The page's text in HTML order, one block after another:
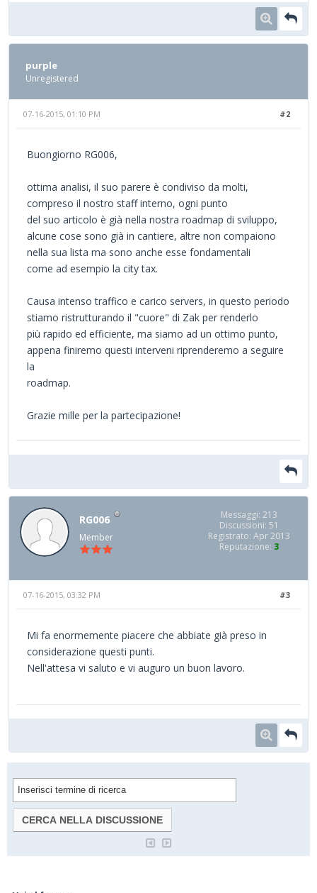
purple
Unregistered
#2
07-16-2015, 01:10 PM
Buongiorno RG006,
ottima analisi, il suo parere è condiviso da molti,
compreso il nostro staff interno, ogni punto
del suo articolo è già nella nostra roadmap di sviluppo,
alcune cose sono già in cantiere, altre non compaiono
nella sua lista ma sono anche esse fondamentali
come ad esempio la city tax.
Causa intenso traffico e carico servers, in questo periodo
stiamo ristrutturando il "cuore" di Zak per renderlo
più rapido ed efficiente, ma siamo ad un ottimo punto,
appena finiremo questi interveni riprenderemo a seguire
la
roadmap.
Grazie mille per la partecipazione!
RG006
Member
Messaggi: 213
Discussioni: 51
Registrato: Apr 2013
Reputazione: 3
#3
07-16-2015, 03:32 PM
Mi fa enormemente piacere che abbiate già preso in
considerazione questi punti.
Nell'attesa vi saluto e vi auguro un buon lavoro.